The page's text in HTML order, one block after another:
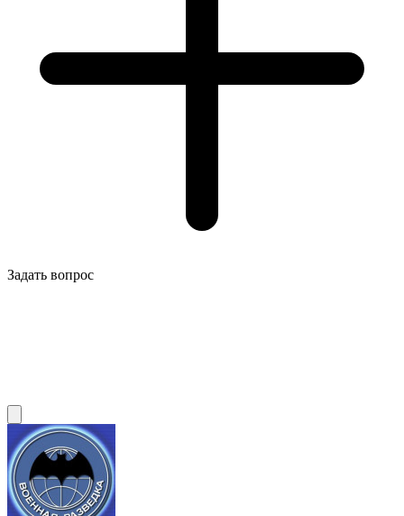
Задать вопрос